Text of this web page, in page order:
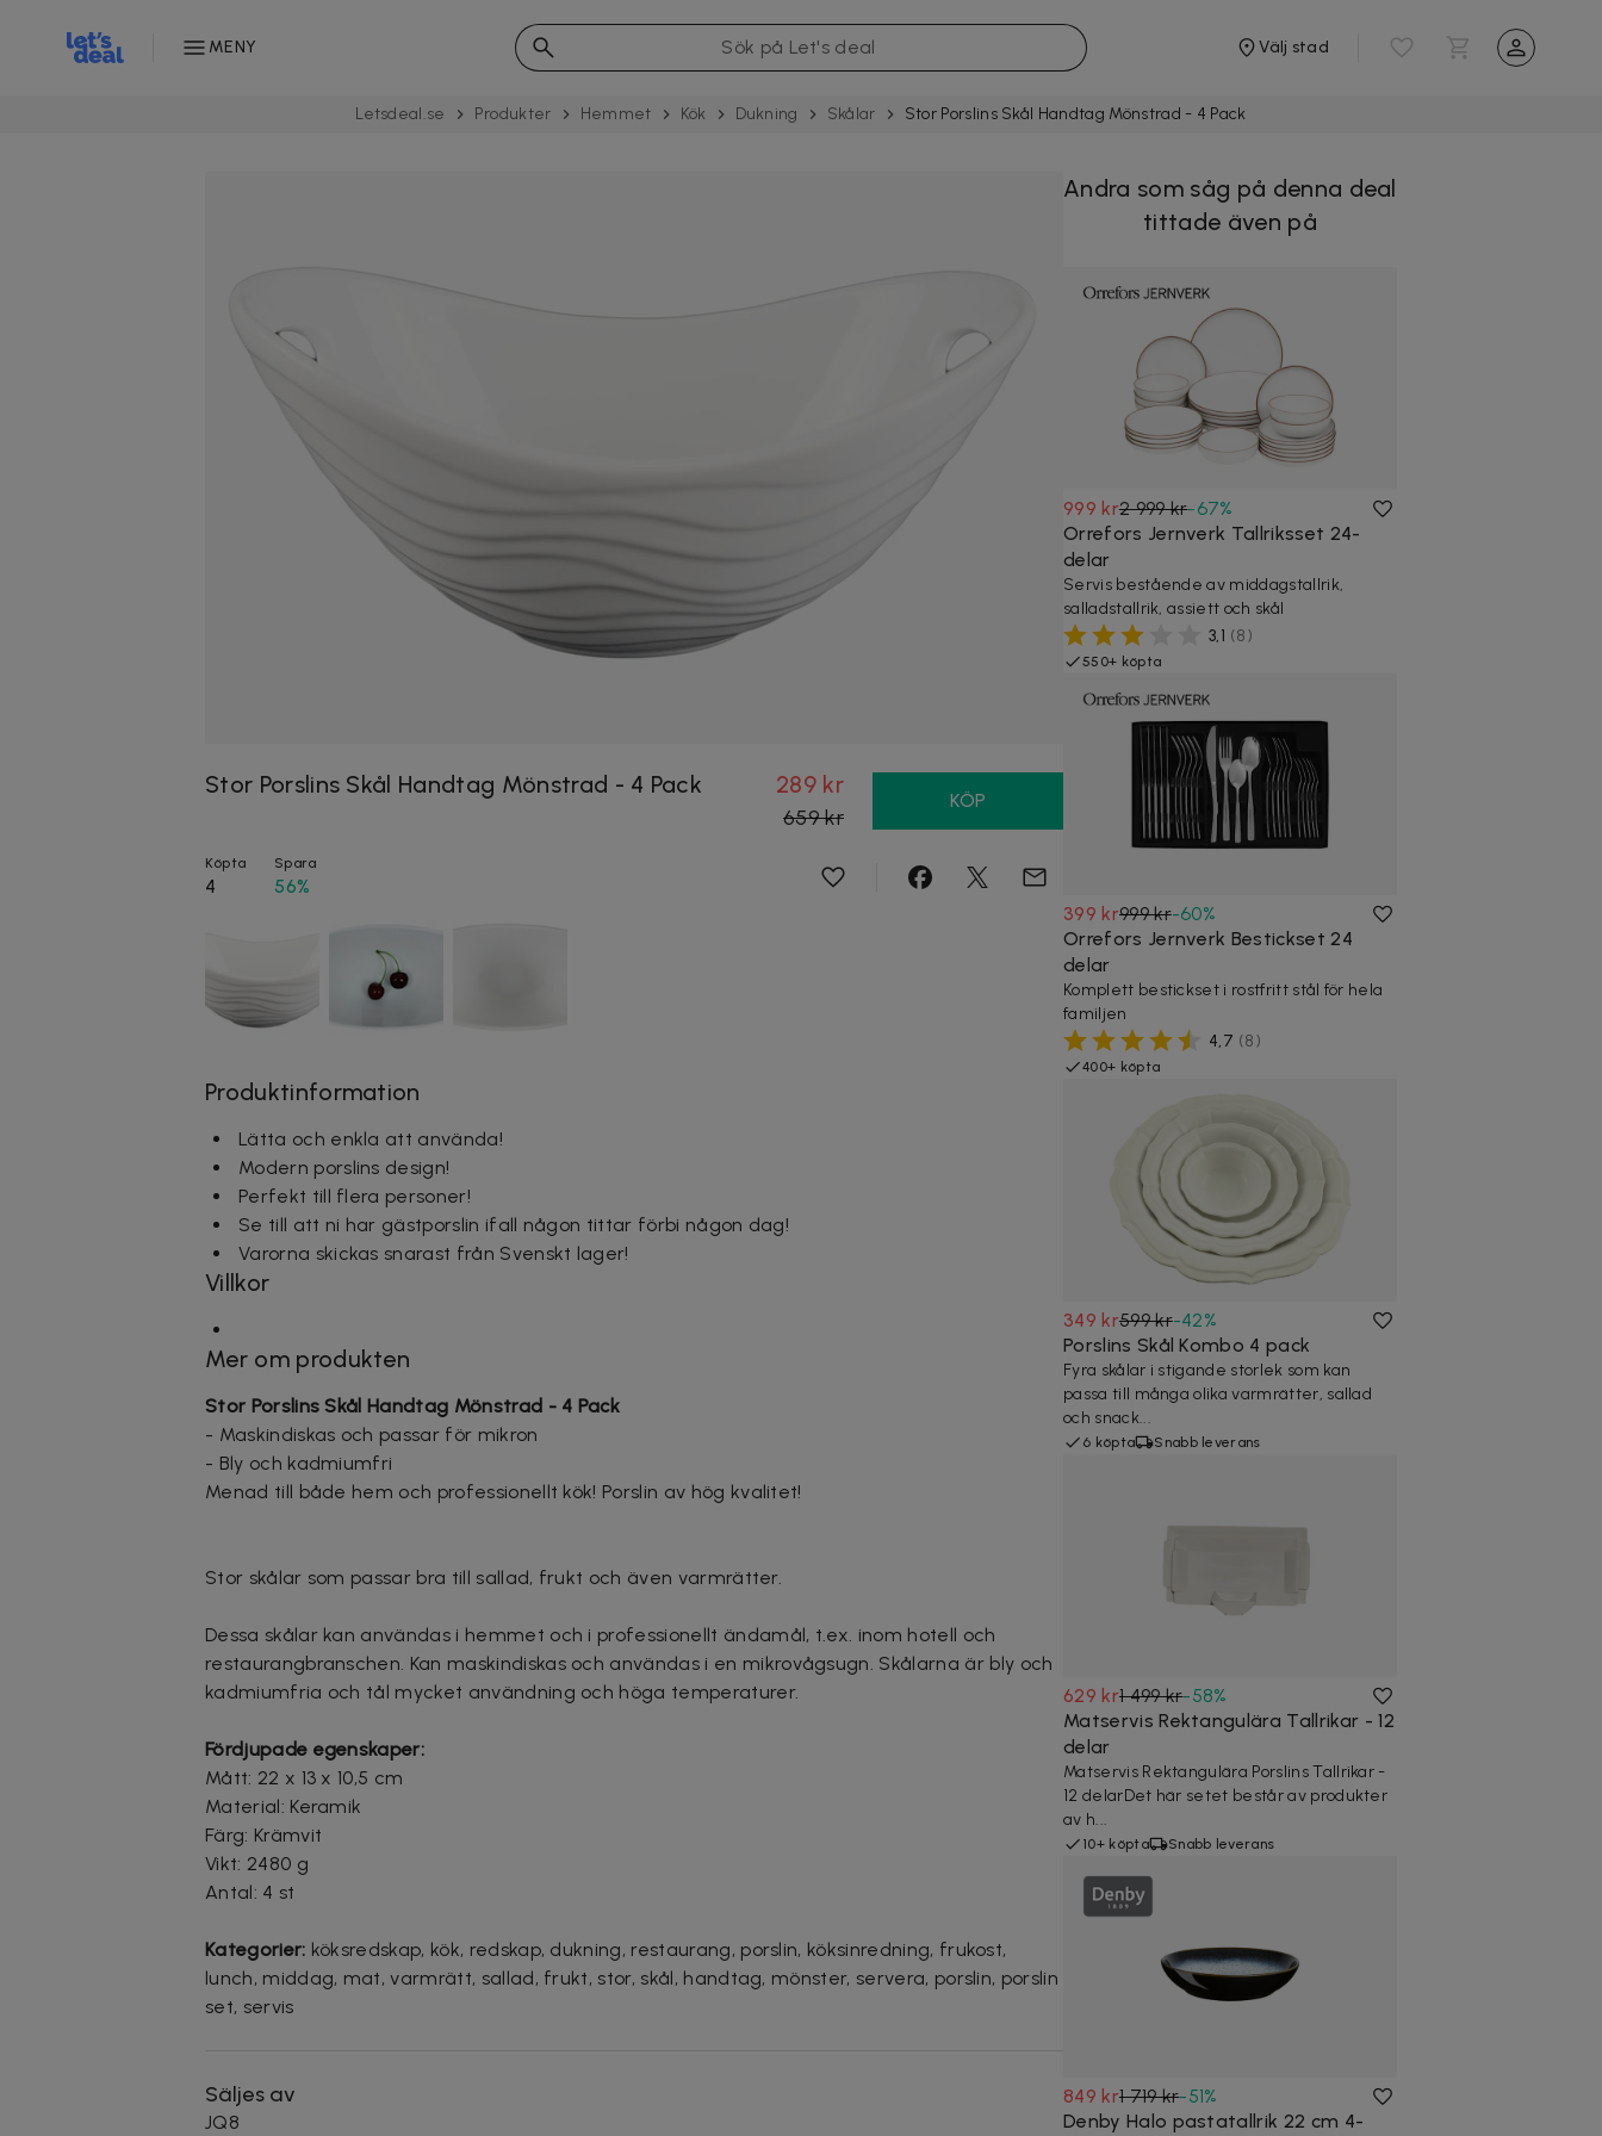
MENY Välj stad
Letsdeal.se Produkter Hemmet Kök Dukning Skålar Stor Porslins Skål Handtag Mönstrad - 4 Pack
Stor Porslins Skål Handtag Mönstrad - 4 Pack 289 kr
659 kr
KÖP
Köpta
4
Spara
56%
Produktinformation
Lätta och enkla att använda!
Modern porslins design!
Perfekt till flera personer!
Se till att ni har gästporslin ifall någon tittar förbi någon dag!
Varorna skickas snarast från Svenskt lager!
Villkor
Mer om produkten
Stor Porslins Skål Handtag Mönstrad - 4 Pack
- Maskindiskas och passar för mikron
- Bly och kadmiumfri
Menad till både hem och professionellt kök! Porslin av hög kvalitet!
Stor skålar som passar bra till sallad, frukt och även varmrätter.
Dessa skålar kan användas i hemmet och i professionellt ändamål, t.ex. inom hotell och
restaurangbranschen. Kan maskindiskas och användas i en mikrovågsugn. Skålarna är bly och
kadmiumfria och tål mycket användning och höga temperaturer.
Fördjupade egenskaper:
Mått: 22 x 13 x 10,5 cm
Material: Keramik
Färg: Krämvit
Vikt: 2480 g
Antal: 4 st
Kategorier: köksredskap, kök, redskap, dukning, restaurang, porslin, köksinredning, frukost,
lunch, middag, mat, varmrätt, sallad, frukt, stor, skål, handtag, mönster, servera, porslin, porslin
set, servis
Säljes av
JQ8
Andra som såg på denna deal
tittade även på
999 kr2 999 kr-67%
Orrefors Jernverk Tallriksset 24-
delar
Servis bestående av middagstallrik,
salladstallrik, assiett och skål
3,1 (8)
550+ köpta
399 kr999 kr-60%
Orrefors Jernverk Bestickset 24
delar
Komplett bestickset i rostfritt stål för hela
familjen
4,7 (8)
400+ köpta
349 kr599 kr-42%
Porslins Skål Kombo 4 pack
Fyra skålar i stigande storlek som kan
passa till många olika varmrätter, sallad
och snack...
6 köpta Snabb leverans
629 kr1 499 kr-58%
Matservis Rektangulära Tallrikar - 12
delar
Matservis Rektangulära Porslins Tallrikar -
12 delarDet här setet består av produkter
av h...
10+ köpta Snabb leverans
849 kr1 719 kr-51%
Denby Halo pastatallrik 22 cm 4-